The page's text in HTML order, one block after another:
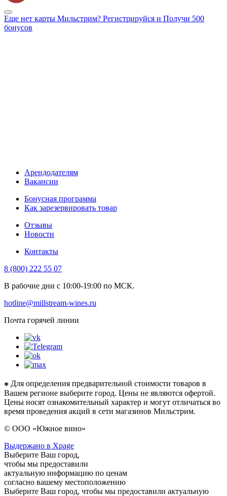
Еще нет карты Мильстрим? Регистрируйся и Получи 500
бонусов
Арендодателям
Вакансии
Бонусная программа
Как зарезервировать товар
Отзывы
Новости
Контакты
8 (800) 222 55 07
В рабочие дни с 10:00-19:00 по МСК.
hotline@millstream-wines.ru
Почта горячей линии
⁕ Для определения предварительной стоимости товаров в
Вашем регионе выберите город. Цены не являются офертой.
Цены носят ознакомительный характер и могут отличаться во
время проведения акций в сети магазинов Мильстрим.
© ООО «Южное вино»
Выдержано в Xpage
Выберите Ваш город,
чтобы мы предоставили
актуальную информацию по ценам
согласно вашему местоположению
Выберите Ваш город, чтобы мы предоставили актуальную